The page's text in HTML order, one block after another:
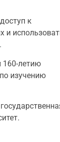
к
и
.
160-летию
изучению